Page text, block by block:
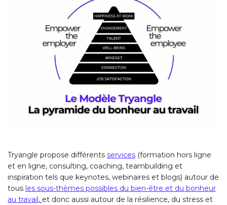
Tryangle propose différents services (formation hors ligne
et en ligne, consulting, coaching, teambuilding et
inspiration tels que keynotes, webinaires et blogs) autour de
tous les sous-thèmes possibles du bien-être et du bonheur
au travail , et donc aussi autour de la résilience, du stress et